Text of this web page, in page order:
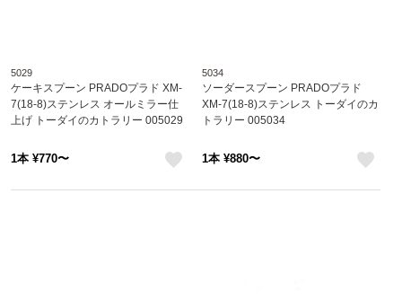
5029
ケーキスプーン PRADOプラド XM-
7(18-8)ステンレス オールミラー仕
上げ トーダイのカトラリー 005029
1本 ¥770〜
5034
ソーダースプーン PRADOプラド
XM-7(18-8)ステンレス トーダイのカ
トラリー 005034
1本 ¥880〜